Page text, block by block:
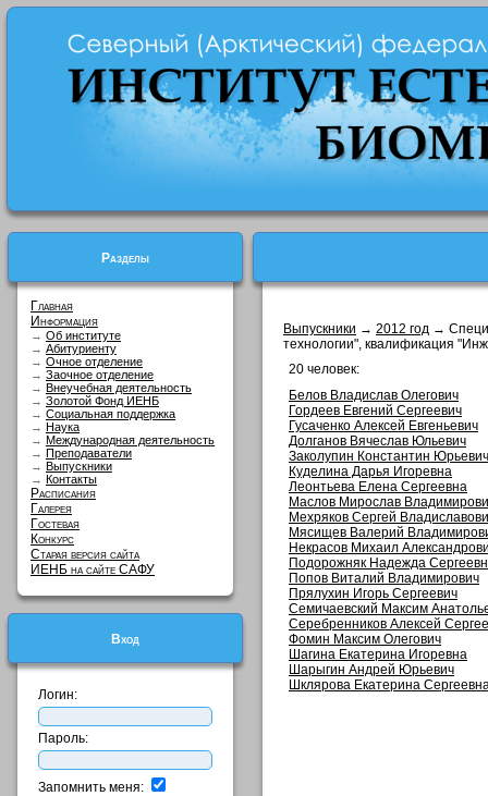
Разделы
Главная
Информация
→ Об институте
→ Абитуриенту
→ Очное отделение
→ Заочное отделение
→ Внеучебная деятельность
→ Золотой Фонд ИЕНБ
→ Социальная поддержка
→ Наука
→ Международная деятельность
→ Преподаватели
→ Выпускники
→ Контакты
Расписания
Галерея
Гостевая
Конкурс
Старая версия сайта
ИЕНБ на сайте САФУ
Вход
Логин:
Пароль:
Запомнить меня:
Выпускники → 2012 год →
технологии", квалификация
20 человек:
Белов Владислав Олегович
Гордеев Евгений Сергеевич
Гусаченко Алексей Евгеньевич
Долганов Вячеслав Юльевич
Заколупин Константин Юрьевич
Куделина Дарья Игоревна
Леонтьева Елена Сергеевна
Маслов Мирослав
Мехряков Сергей
Мясищев Валерий
Некрасов Михаил
Подорожняк Надежда
Попов Виталий Владимирович
Прялухин Игорь Сергеевич
Семичаевский Максим
Серебренников Алексей
Фомин Максим Олегович
Шагина Екатерина Игоревна
Шарыгин Андрей Юрьевич
Шклярова Екатерина